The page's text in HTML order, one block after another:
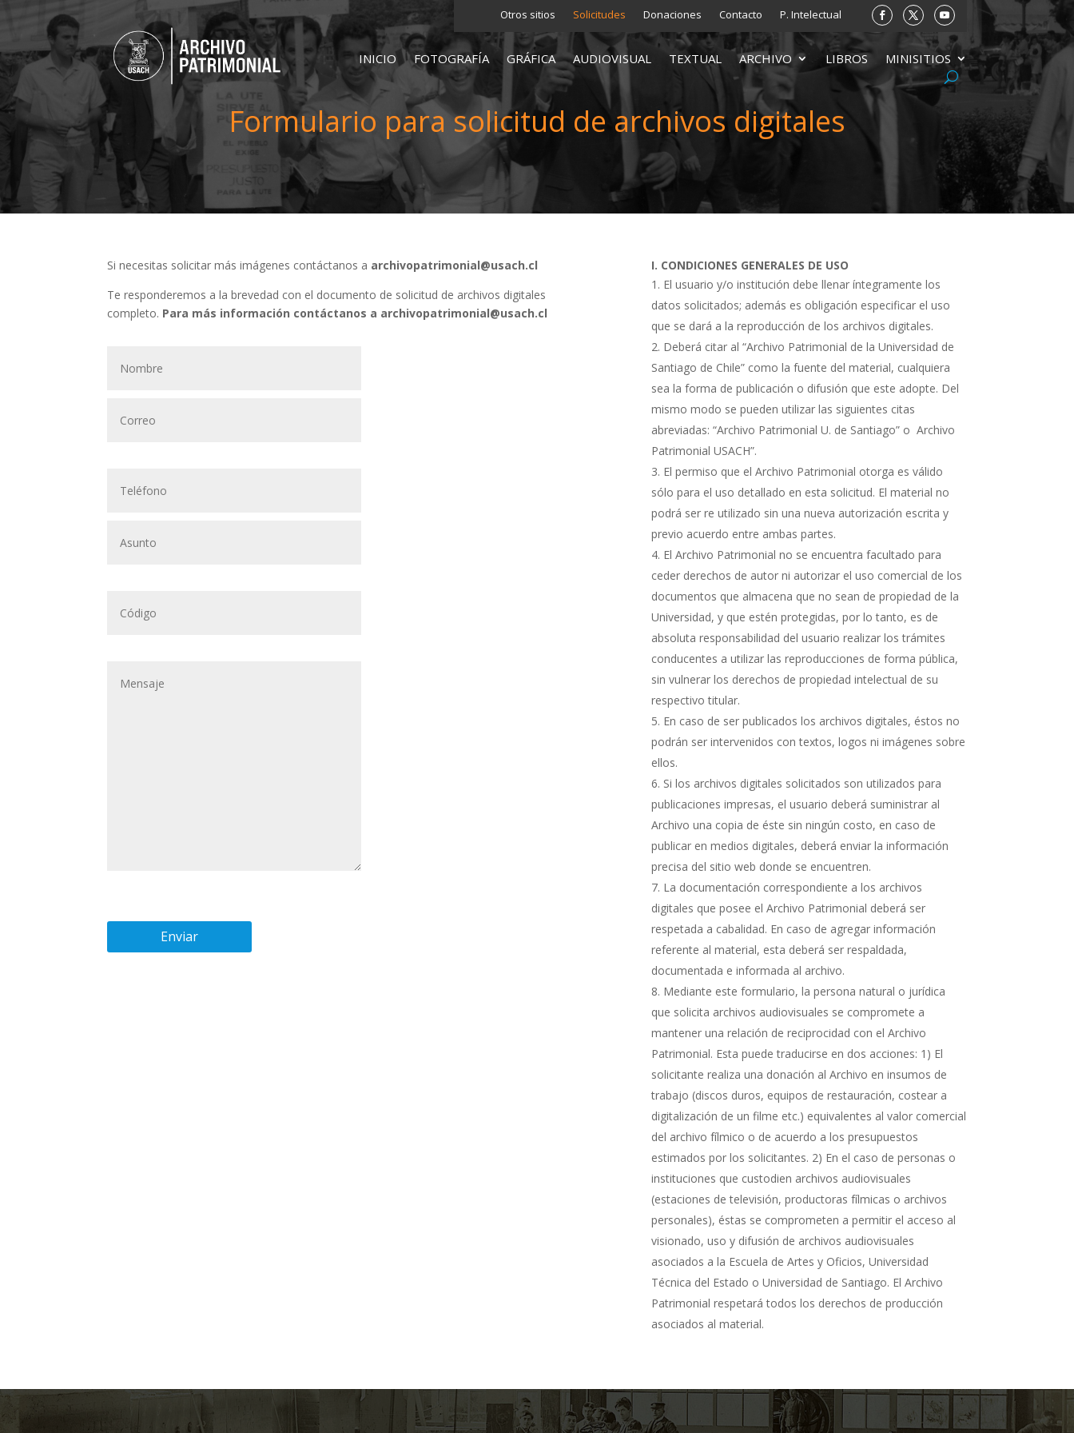
Otros sitios Solicitudes Donaciones Contacto P. Intelectual
INICIO FOTOGRAFÍA GRÁFICA AUDIOVISUAL TEXTUAL ARCHIVO LIBROS MINISITIOS
Formulario para solicitud de archivos digitales
Si necesitas solicitar más imágenes contáctanos a archivopatrimonial@usach.cl
Te responderemos a la brevedad con el documento de solicitud de archivos digitales
completo. Para más información contáctanos a archivopatrimonial@usach.cl
I. CONDICIONES GENERALES DE USO
El usuario y/o institución debe llenar íntegramente los
datos solicitados; además es obligación especificar el uso
que se dará a la reproducción de los archivos digitales.
Deberá citar al “Archivo Patrimonial de la Universidad de
Santiago de Chile” como la fuente del material, cualquiera
sea la forma de publicación o difusión que este adopte. Del
mismo modo se pueden utilizar las siguientes citas
abreviadas: “Archivo Patrimonial U. de Santiago” o Archivo
Patrimonial USACH”.
El permiso que el Archivo Patrimonial otorga es válido
sólo para el uso detallado en esta solicitud. El material no
podrá ser re utilizado sin una nueva autorización escrita y
previo acuerdo entre ambas partes.
El Archivo Patrimonial no se encuentra facultado para
ceder derechos de autor ni autorizar el uso comercial de los
documentos que almacena que no sean de propiedad de la
Universidad, y que estén protegidas, por lo tanto, es de
absoluta responsabilidad del usuario realizar los trámites
conducentes a utilizar las reproducciones de forma pública,
sin vulnerar los derechos de propiedad intelectual de su
respectivo titular.
En caso de ser publicados los archivos digitales, éstos no
podrán ser intervenidos con textos, logos ni imágenes sobre
ellos.
Si los archivos digitales solicitados son utilizados para
publicaciones impresas, el usuario deberá suministrar al
Archivo una copia de éste sin ningún costo, en caso de
publicar en medios digitales, deberá enviar la información
precisa del sitio web donde se encuentren.
La documentación correspondiente a los archivos
digitales que posee el Archivo Patrimonial deberá ser
respetada a cabalidad. En caso de agregar información
referente al material, esta deberá ser respaldada,
documentada e informada al archivo.
Mediante este formulario, la persona natural o jurídica
que solicita archivos audiovisuales se compromete a
mantener una relación de reciprocidad con el Archivo
Patrimonial. Esta puede traducirse en dos acciones: 1) El
solicitante realiza una donación al Archivo en insumos de
trabajo (discos duros, equipos de restauración, costear a
digitalización de un filme etc.) equivalentes al valor comercial
del archivo fílmico o de acuerdo a los presupuestos
estimados por los solicitantes. 2) En el caso de personas o
instituciones que custodien archivos audiovisuales
(estaciones de televisión, productoras fílmicas o archivos
personales), éstas se comprometen a permitir el acceso al
visionado, uso y difusión de archivos audiovisuales
asociados a la Escuela de Artes y Oficios, Universidad
Técnica del Estado o Universidad de Santiago. El Archivo
Patrimonial respetará todos los derechos de producción
asociados al material.